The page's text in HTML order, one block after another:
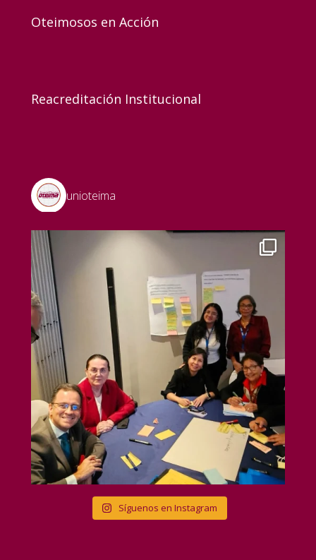
Oteimosos en Acción
Reacreditación Institucional
unioteima
Síguenos en Instagram